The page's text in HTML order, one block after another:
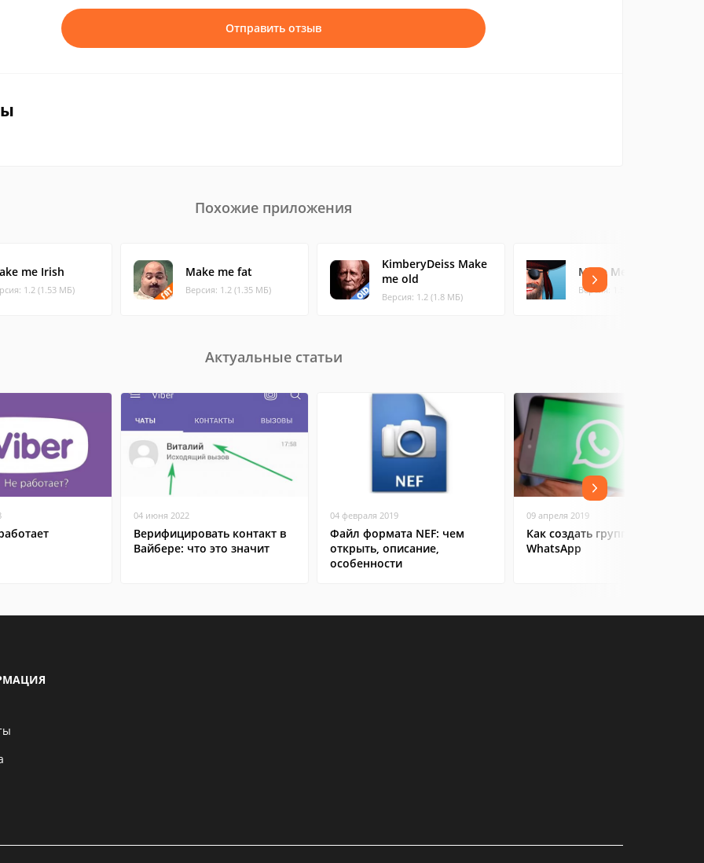
Отправить отзыв
Похожие приложения
me Irish
1.2 (1.53 МБ)
Make me fat
Версия: 1.2 (1.35 МБ)
KimberyDeiss Make
me old
Версия: 1.2 (1.8 МБ)
Make Me A Pirate
Версия: 1.5 (4.5 МБ)
Актуальные статьи
04 июня 2022
Верифицировать контакт в
Вайбере: что это значит
04 февраля 2019
Файл формата NEF: чем
открыть, описание,
особенности
09 апреля 2019
Как создать группу в
WhatsApp